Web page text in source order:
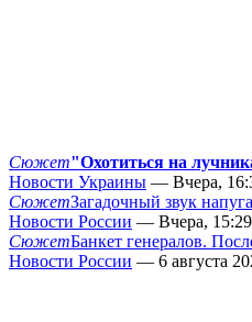
Сюжет"Охотиться на
Новости Украины — Вчера,
СюжетЗагадочный звук
Новости России — Вчера, 15:29
СюжетБанкет генералов.
Новости России — 6 августа